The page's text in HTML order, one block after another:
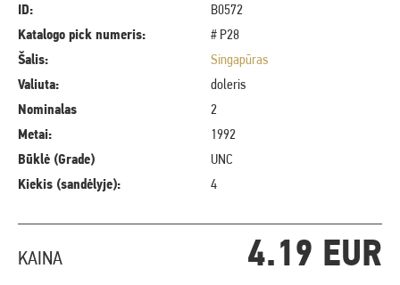
ID:
B0572
Katalogo pick numeris:
# P28
Šalis:
Singapūras
Valiuta:
doleris
Nominalas
2
Metai:
1992
Būklė (Grade)
UNC
Kiekis (sandėlyje):
4
KAINA 4.19 EUR